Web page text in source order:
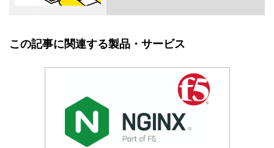
この記事に関連する製品・サービス